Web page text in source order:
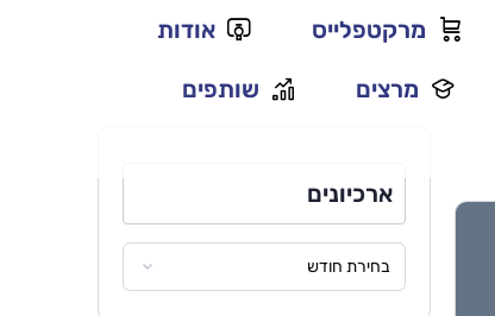
מרקטפלייס אודות
מרצים שותפים
ארכיונים